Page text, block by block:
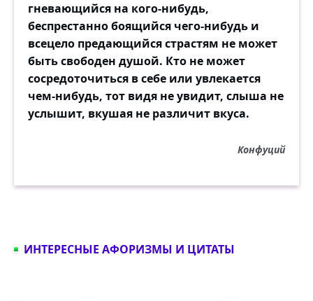
гневающийся на кого-нибудь,
беспрестанно боящийся чего-нибудь и
всецело предающийся страстям не может
быть свободен душой. Кто не может
сосредоточиться в себе или увлекается
чем-нибудь, тот видя не увидит, слыша не
услышит, вкушая не различит вкуса.
Конфуций
ИНТЕРЕСНЫЕ АФОРИЗМЫ И ЦИТАТЫ